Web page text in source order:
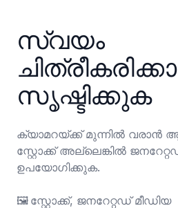
സ്വയം
സൃഷ്ടിക്കുക
ക്യാമറയ്ക്ക് മുന്നിൽ വരാൻ
സ്റ്റോക്ക് അല്ലെങ്കിൽ
ഉപയോഗിക്കുക.
🖼️	സ്റ്റോക്ക്, ജനറേറ്റഡ് മീഡിയ